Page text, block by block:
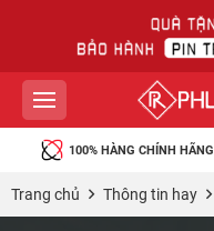
100% HÀNG CHÍNH HÃNG
Trang chủ Thông tin hay